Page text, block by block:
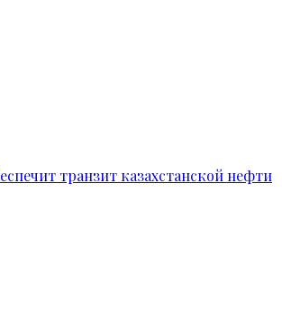
транзит казахстанской нефти